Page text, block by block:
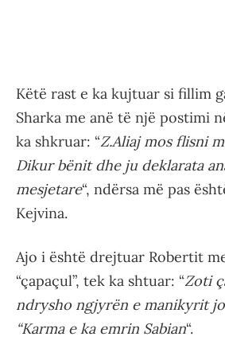
Këtë rast e ka kujtuar si fillim
Sharka me anë të një postimi
ka shkruar: “Z.Aliaj mos flisni
Dikur bënit dhe ju deklarata
mesjetare“, ndërsa më pas
Kejvina.
Ajo i është drejtuar Robertit
“çapaçul”, tek ka shtuar: “Zoti
ndrysho ngjyrën e manikyrit
“Karma e ka emrin Sabian“.